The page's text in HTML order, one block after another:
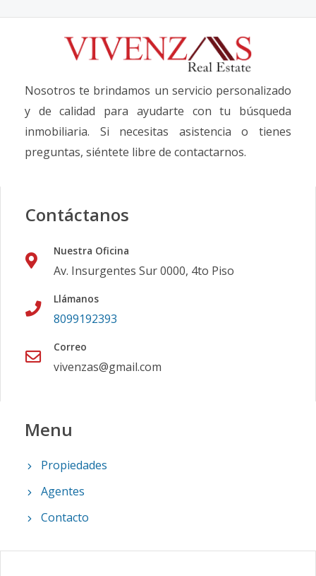
Nosotros te brindamos un servicio personalizado
y de calidad para ayudarte con tu búsqueda
inmobiliaria. Si necesitas asistencia o tienes
preguntas, siéntete libre de contactarnos.
Contáctanos
Nuestra Oficina
Av. Insurgentes Sur 0000, 4to Piso
Llámanos
8099192393
Correo
vivenzas@gmail.com
Menu
Propiedades
Agentes
Contacto